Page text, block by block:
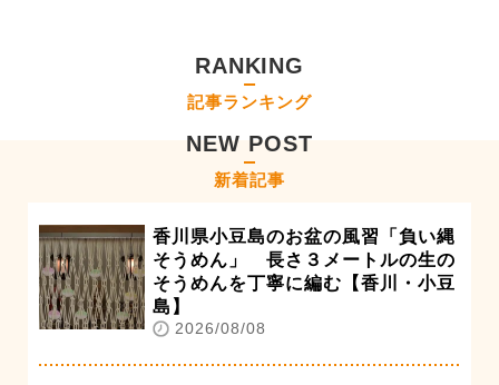
RANKING
記事ランキング
NEW POST
新着記事
香川県小豆島のお盆の風習「負い縄
そうめん」 長さ３メートルの生の
そうめんを丁寧に編む【香川・小豆
島】
2026/08/08